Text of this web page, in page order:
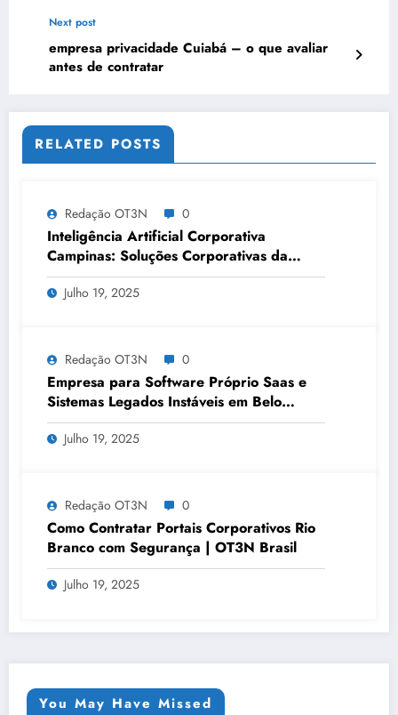
Next post
empresa privacidade Cuiabá – o que avaliar
antes de contratar
RELATED POSTS
Redação OT3N 0
Inteligência Artificial Corporativa
Campinas: Soluções Corporativas da
OT3N Brasil – Guia 3083
Julho 19, 2025
Redação OT3N 0
Empresa para Software Próprio Saas e
Sistemas Legados Instáveis em Belo
Horizonte | OT3N Brasil – Guia 3449
Julho 19, 2025
Redação OT3N 0
Como Contratar Portais Corporativos Rio
Branco com Segurança | OT3N Brasil
Julho 19, 2025
You May Have Missed